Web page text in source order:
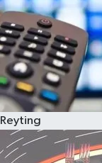
Reyting